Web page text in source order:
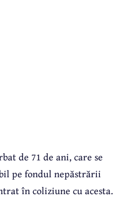
de 71 de ani, care se
pe fondul nepăstrării
în coliziune cu acesta.